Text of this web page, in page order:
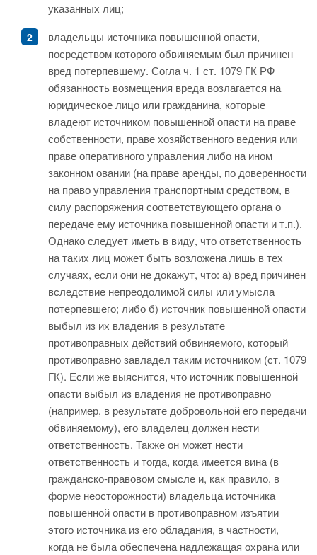
указанных лиц;
владельцы источника повышенной опасти,
посредством которого обвиняемым был причинен
вред потерпевшему. Согла ч. 1 ст. 1079 ГК РФ
обязанность возмещения вреда возлагается на
юридическое лицо или гражданина, которые
владеют источником повышенной опасти на праве
собственности, праве хозяйственного ведения или
праве оперативного управления либо на ином
законном овании (на праве аренды, по доверенности
на право управления транспортным средством, в
силу распоряжения соответствующего органа о
передаче ему источника повышенной опасти и т.п.).
Однако следует иметь в виду, что ответственность
на таких лиц может быть возложена лишь в тех
случаях, если они не докажут, что: а) вред причинен
вследствие непреодолимой силы или умысла
потерпевшего; либо б) источник повышенной опасти
выбыл из их владения в результате
противоправных действий обвиняемого, который
противоправно завладел таким источником (ст. 1079
ГК). Если же выяснится, что источник повышенной
опасти выбыл из владения не противоправно
(например, в результате добровольной его передачи
обвиняемому), его владелец должен нести
ответственность. Также он может нести
ответственность и тогда, когда имеется вина (в
гражданско-правовом смысле и, как правило, в
форме неосторожности) владельца источника
повышенной опасти в противоправном изъятии
этого источника из его обладания, в частности,
когда не была обеспечена надлежащая охрана или